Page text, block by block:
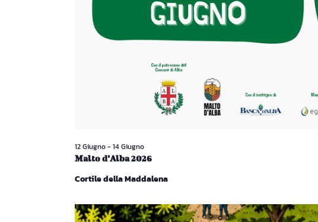
Malto d’Alba 2026
12 Giugno- 14 Giugno
Cortile della Maddalena